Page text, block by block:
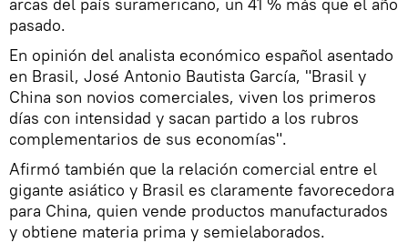
pasado.
En opinión del analista económico español asentado
en Brasil, José Antonio Bautista García, "Brasil y
China son novios comerciales, viven los primeros
días con intensidad y sacan partido a los rubros
complementarios de sus economías".
Afirmó también que la relación comercial entre el
gigante asiático y Brasil es claramente favorecedora
para China, quien vende productos manufacturados
y obtiene materia prima y semielaborados.